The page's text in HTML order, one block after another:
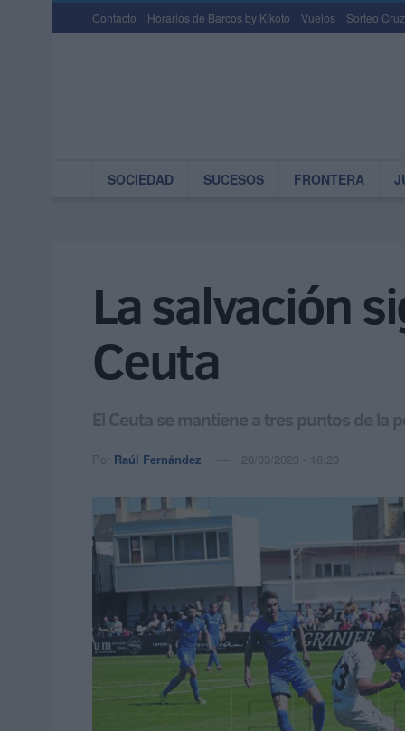
Contacto Horarios de Barcos by Kikoto Vuelos Sorteo
SOCIEDAD SUCESOS FRONTERA
La salvación
Ceuta
El Ceuta se mantiene a tres puntos de la
Por Raúl Fernández 20/03/2023 - 18:23